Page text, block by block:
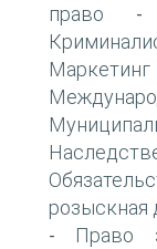
право
Маркетинг
розыскная
- Право